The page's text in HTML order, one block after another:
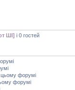
ШІ] і 0 гостей
цьому форумі
форумі